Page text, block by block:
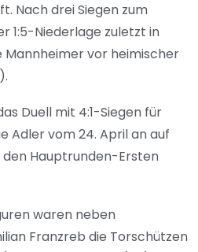
Nach drei Siegen zum
1:5-Niederlage zuletzt in
Mannheimer vor heimischer
Duell mit 4:1-Siegen für
Adler vom 24. April an auf
den Hauptrunden-Ersten
waren neben
Franzreb die Torschützen